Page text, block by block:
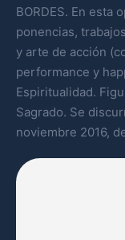
BORDES. En esta
ponencias,
y arte de acción
performance y
Espiritualidad.
Sagrado. Se
noviembre 2016,